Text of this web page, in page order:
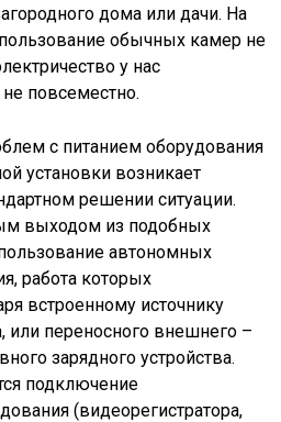
дома или дачи. На
обычных камер не
у нас
повсеместно.
с питанием оборудования
установки возникает
решении ситуации.
выходом из подобных
автономных
работа которых
встроенному источнику
или переносного внешнего –
зарядного устройства.
подключение
(видеорегистратора,